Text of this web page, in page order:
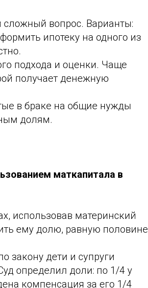
вопрос. Варианты:
ипотеку на одного из
подхода и оценки. Чаще
получает денежную
в браке на общие нужды
долям.
маткапитала в
использовав материнский
ему долю, равную половине
закону дети и супруги
определил доли: по 1/4 у
компенсация за его 1/4